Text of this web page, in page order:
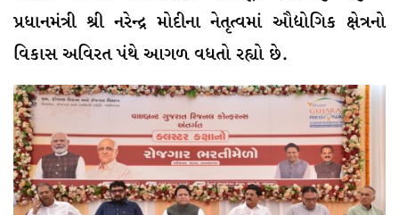
પ્રધાનમંત્રી શ્રી નરેન્દ્ર મોદીના નેતૃત્વમાં ઔદ્યોગિક ક્ષેત્રનો
વિકાસ અવિરત પંથે આગળ વધતો રહ્યો છે.